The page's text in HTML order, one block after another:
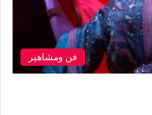
فن ومشاهير